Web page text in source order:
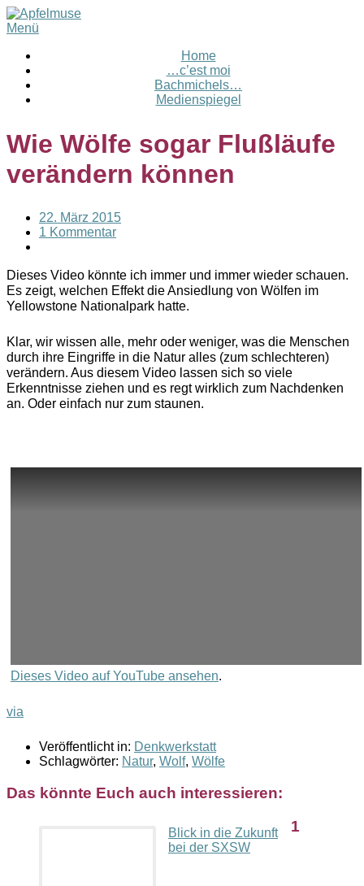
Menü
Home
…c’est moi
Bachmichels…
Medienspiegel
Wie Wölfe sogar Flußläufe
verändern können
22. März 2015
1 Kommentar
Dieses Video könnte ich immer und immer wieder schauen.
Es zeigt, welchen Effekt die Ansiedlung von Wölfen im
Yellowstone Nationalpark hatte.
Klar, wir wissen alle, mehr oder weniger, was die Menschen
durch ihre Eingriffe in die Natur alles (zum schlechteren)
verändern. Aus diesem Video lassen sich so viele
Erkenntnisse ziehen und es regt wirklich zum Nachdenken
an. Oder einfach nur zum staunen.
Dieses Video auf YouTube ansehen.
via
Veröffentlicht in: Denkwerkstatt
Schlagwörter: Natur, Wolf, Wölfe
Das könnte Euch auch interessieren:
Blick in die Zukunft
bei der SXSW
1